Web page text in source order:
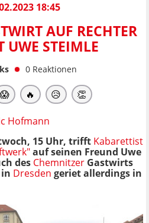
18:45
AUF RECHTER
UWE STEIMLE
0 Reaktionen
😱 🔥 😥 👏
Hofmann
15 Uhr, trifft Kabarettist
auf seinen Freund Uwe
des Chemnitzer Gastwirts
Dresden geriet allerdings in